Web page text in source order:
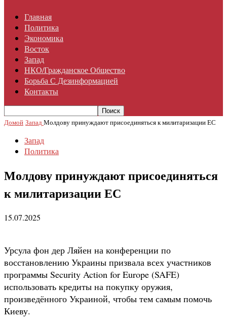
Главная
Политика
Экономика
Восток
Запад
НКО/гражданское Общество
Борьба С Дезинформацией
Контакты
Домой Запад Молдову принуждают присоединяться к милитаризации ЕС
Запад
Политика
Молдову принуждают присоединяться
к милитаризации ЕС
15.07.2025
Урсула фон дер Ляйен на конференции по
восстановлению Украины призвала всех участников
программы Security Action for Europe (SAFE)
использовать кредиты на покупку оружия,
произведённого Украиной, чтобы тем самым помочь
Киеву.